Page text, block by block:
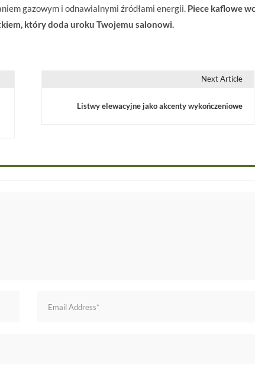
gazowym i odnawialnymi źródłami energii. Piece kaflowe
który doda uroku Twojemu salonowi.
Next Article
Listwy elewacyjne jako akcenty wykończeniowe